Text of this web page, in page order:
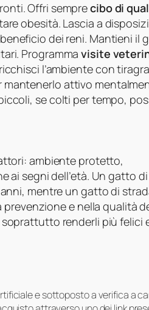
Offri semprecibo di
obesità. Lascia a
dei reni. Mantieni il
Programmavisite
l’ambiente con
attivo
se colti per tempo,
ambiente protetto,
segni dell’età. Un gatto di
mentre un gatto di
e nella qualità
renderli più felici
e sottoposto a verifica a